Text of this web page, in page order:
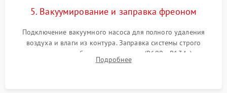
5. Вакуумирование и заправка фреоном
Подключение вакуумного насоса для полного удаления
воздуха и влаги из контура. Заправка системы строго
дозированным объемом хладагента (R600a, R134a) по
электронным весам. Контроль рабочего давления в системе.
Подробнее